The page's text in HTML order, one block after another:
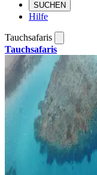
SUCHEN
Hilfe
Tauchsafaris
Tauchsafaris